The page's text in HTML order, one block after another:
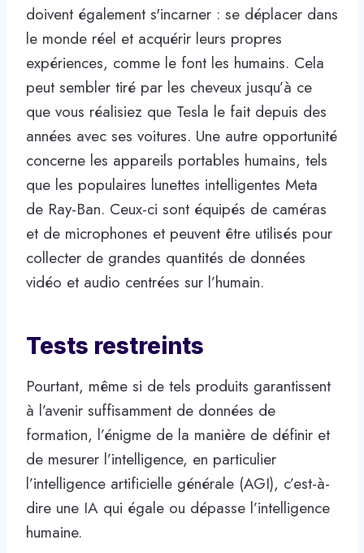
doivent également s'incarner : se déplacer dans
le monde réel et acquérir leurs propres
expériences, comme le font les humains. Cela
peut sembler tiré par les cheveux jusqu’à ce
que vous réalisiez que Tesla le fait depuis des
années avec ses voitures. Une autre opportunité
concerne les appareils portables humains, tels
que les populaires lunettes intelligentes Meta
de Ray-Ban. Ceux-ci sont équipés de caméras
et de microphones et peuvent être utilisés pour
collecter de grandes quantités de données
vidéo et audio centrées sur l’humain.
Tests restreints
Pourtant, même si de tels produits garantissent
à l’avenir suffisamment de données de
formation, l’énigme de la manière de définir et
de mesurer l’intelligence, en particulier
l’intelligence artificielle générale (AGI), c’est-à-
dire une IA qui égale ou dépasse l’intelligence
humaine.